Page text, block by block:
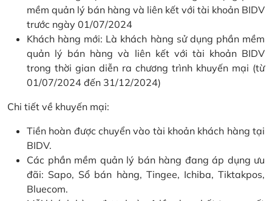
mềm quản lý bán hàng và liên kết với tài khoản BIDV
trước ngày 01/07/2024
Khách hàng mới: Là khách hàng sử dụng phần mềm
quản lý bán hàng và liên kết với tài khoản BIDV
trong thời gian diễn ra chương trình khuyến mại (từ
01/07/2024 đến 31/12/2024)
Chi tiết về khuyến mại:
Tiền hoàn được chuyển vào tài khoản khách hàng tại
BIDV.
Các phần mềm quản lý bán hàng đang áp dụng ưu
đãi: Sapo, Sổ bán hàng, Tingee, Ichiba, Tiktakpos,
Bluecom.